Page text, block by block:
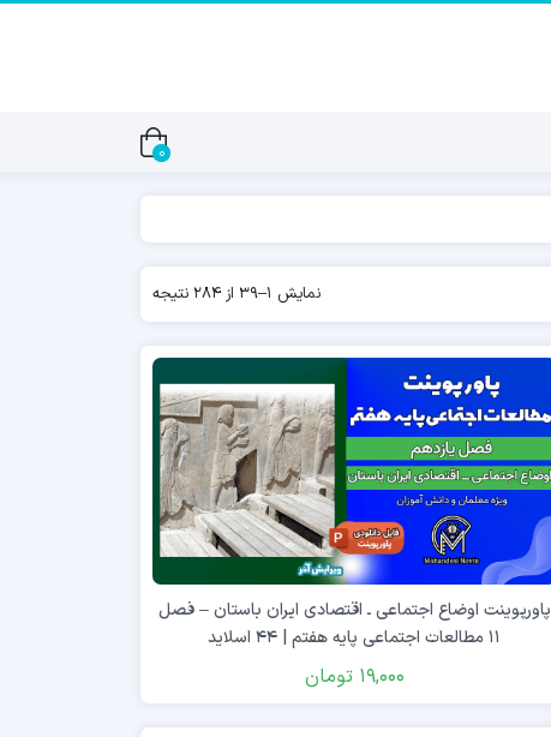
0
نمایش 1–39 از 284 نتیجه
پاورپوینت اوضاع اجتماعی ـ اقتصادی ایران باستان – فصل
۱۱ مطالعات اجتماعی پایه هفتم | ۴۴ اسلاید
19,000 تومان